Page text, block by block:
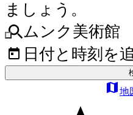
ましょう。
ムンク美術館
日付と時刻を
地